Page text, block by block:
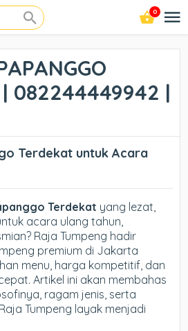
0
| 082244449942 |
Terdekat untuk Acara
Terdekat yang lezat,
acara ulang tahun,
Raja Tumpeng hadir
premium di Jakarta
menu, harga kompetitif, dan
Artikel ini akan membahas
ragam jenis, serta
Tumpeng layak menjadi